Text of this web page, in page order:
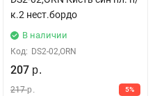
к.2 нест.бордо
В наличии
Код: DS2-02,ORN
207 р.
217 р. 5%